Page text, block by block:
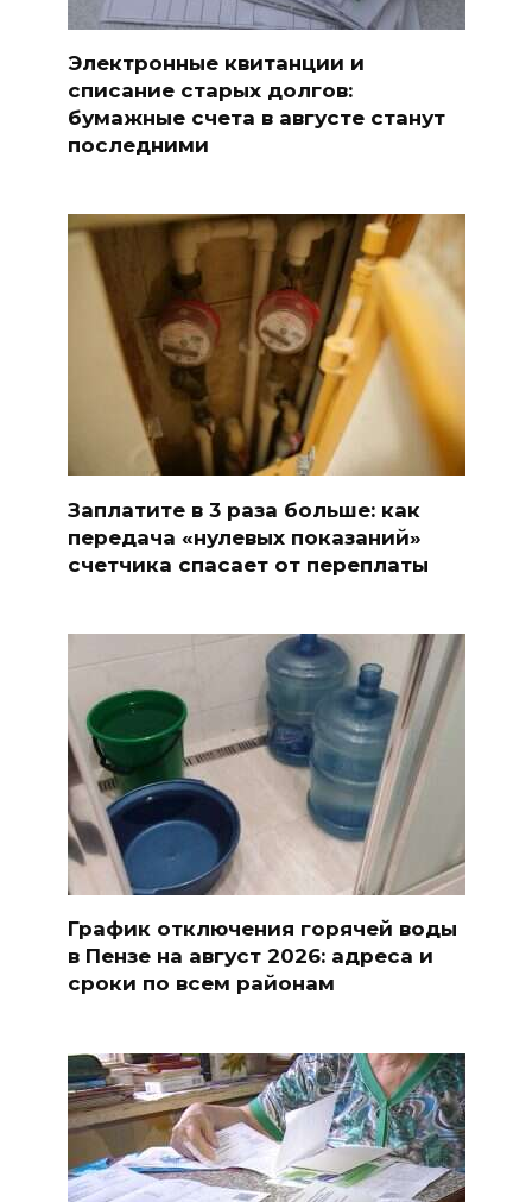
Электронные квитанции и
списание старых долгов:
бумажные счета в августе станут
последними
Заплатите в 3 раза больше: как
передача «нулевых показаний»
счетчика спасает от переплаты
График отключения горячей воды
в Пензе на август 2026: адреса и
сроки по всем районам